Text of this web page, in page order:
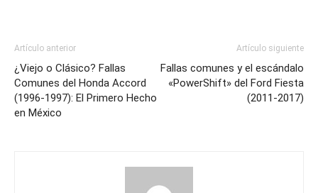
Artículo anterior
¿Viejo o Clásico? Fallas
Comunes del Honda Accord
(1996-1997): El Primero Hecho
en México
Artículo siguiente
Fallas comunes y el escándalo
«PowerShift» del Ford Fiesta
(2011-2017)